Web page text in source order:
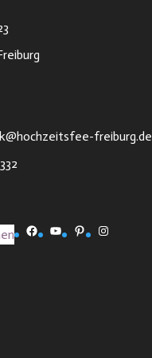
freiburg.de
Facebook
YouTubePinterestInstagram